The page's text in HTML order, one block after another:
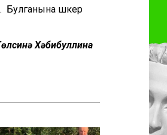
Булганына шөкер
Хәбибуллина